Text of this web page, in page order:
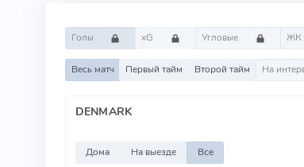
Голы xG Угловые ЖК
Весь матч Первый тайм Второй тайм
DENMARK
Дома На выезде Все